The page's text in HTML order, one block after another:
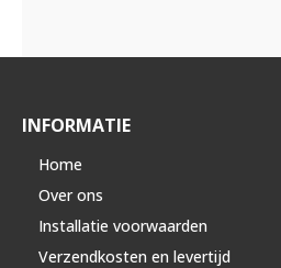
INFORMATIE
Home
Over ons
Installatie voorwaarden
Verzendkosten en levertijd